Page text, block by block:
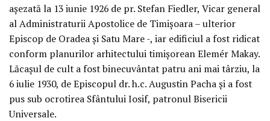
așezată la 13 iunie 1926 de pr. Stefan Fiedler, Vicar general
al Administraturii Apostolice de Timișoara – ulterior
Episcop de Oradea și Satu Mare -, iar edificiul a fost ridicat
conform planurilor arhitectului timișorean Elemér Makay.
Lăcașul de cult a fost binecuvântat patru ani mai târziu, la
6 iulie 1930, de Episcopul dr. h.c. Augustin Pacha și a fost
pus sub ocrotirea Sfântului Iosif, patronul Bisericii
Universale.